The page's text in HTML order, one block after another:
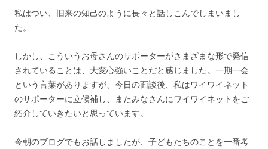
私はつい、旧来の知己のように長々と話しこんでしまいまし
た。
しかし、こういうお母さんのサポーターがさまざまな形で発信
されていることは、大変心強いことだと感じました。一期一会
という言葉がありますが、今日の面談後、私はワイワイネット
のサポーターに立候補し、またみなさんにワイワイネットをご
紹介していきたいと思っています。
今朝のブログでもお話しましたが、子どもたちのことを一番考